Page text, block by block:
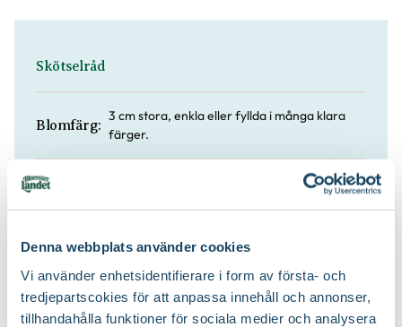
Denna webbplats använder cookies
Vi använder enhetsidentifierare i form av första- och
tredjepartscokies för att anpassa innehåll och annonser,
tillhandahålla funktioner för sociala medier och analysera
Skötselråd
Blomfärg:
3 cm stora, enkla eller fyllda i många klara
färger.
Näring:
Långtidsverkande näring och flytande
Jordprodukter: Yrkesodlarjord
Växtsätt: Frodigt och upprätt